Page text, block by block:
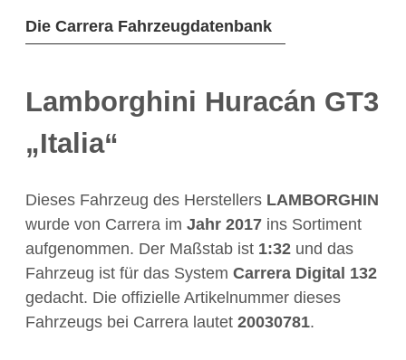
Die Carrera Fahrzeugdatenbank
Lamborghini Huracán GT3
„Italia“
Dieses Fahrzeug des Herstellers LAMBORGHIN
wurde von Carrera im Jahr 2017 ins Sortiment
aufgenommen. Der Maßstab ist 1:32 und das
Fahrzeug ist für das System Carrera Digital 132
gedacht. Die offizielle Artikelnummer dieses
Fahrzeugs bei Carrera lautet 20030781.